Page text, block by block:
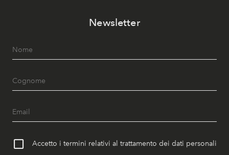
Newsletter
Accetto i termini relativi al trattamento dei dati personali